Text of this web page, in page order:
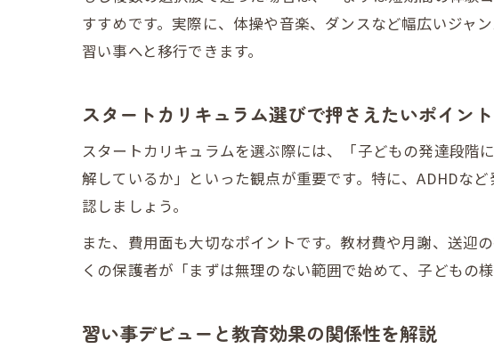
実際の
習い事
子ども
習い事
アプロ
保育園から
保育園
すすめです。実際に、体操や音楽、ダンスなど幅広いジャ
習い事へと移行できます。
スタートカリキュラム選びで押さえたいポイント
スタートカリキュラムを選ぶ際には、「子どもの発達段階
解しているか」といった観点が重要です。特に、ADHDな
認しましょう。
また、費用面も大切なポイントです。教材費や月謝、送迎
くの保護者が「まずは無理のない範囲で始めて、子どもの
習い事デビューと教育効果の関係性を解説